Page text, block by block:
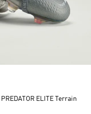
ELITE Terrain